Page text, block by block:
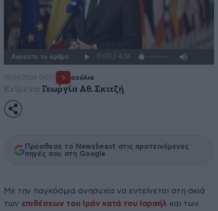
Ακούστε το άρθρο
18·04·2024 06:19 5 σχόλια
Κείμενο: Γεωργία Αθ. Σκιτζή
Πρόσθεσε το Newsbeast στις προτεινόμενες
πηγές σου στη Google
Με την παγκόσμια ανησυχία να εντείνεται στη σκιά
των επιθέσεων του Ιράν κατά του Ισραήλ και των